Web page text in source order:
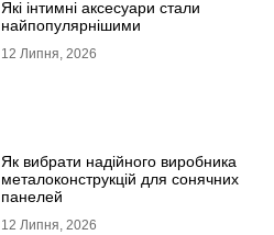
Які інтимні аксесуари стали
найпопулярнішими
12 Липня, 2026
Як вибрати надійного виробника
металоконструкцій для сонячних
панелей
12 Липня, 2026